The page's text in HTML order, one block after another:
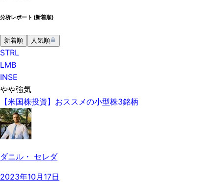
分析レポート (新着順)
新着順 人気順
STRL
LMB
INSE
やや強気
【米国株投資】おススメの小型株3銘柄
ダニル・ セレダ
2023年10月17日